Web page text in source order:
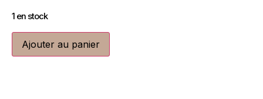
1 en stock
Ajouter au panier